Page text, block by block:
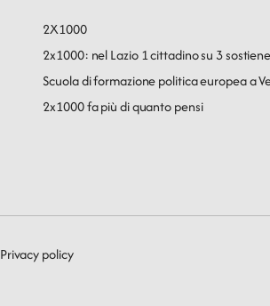
2X1000
2x1000: nel Lazio 1 cittadino su 3
Scuola di formazione politica europea a
2x1000 fa più di quanto pensi
Privacy policy